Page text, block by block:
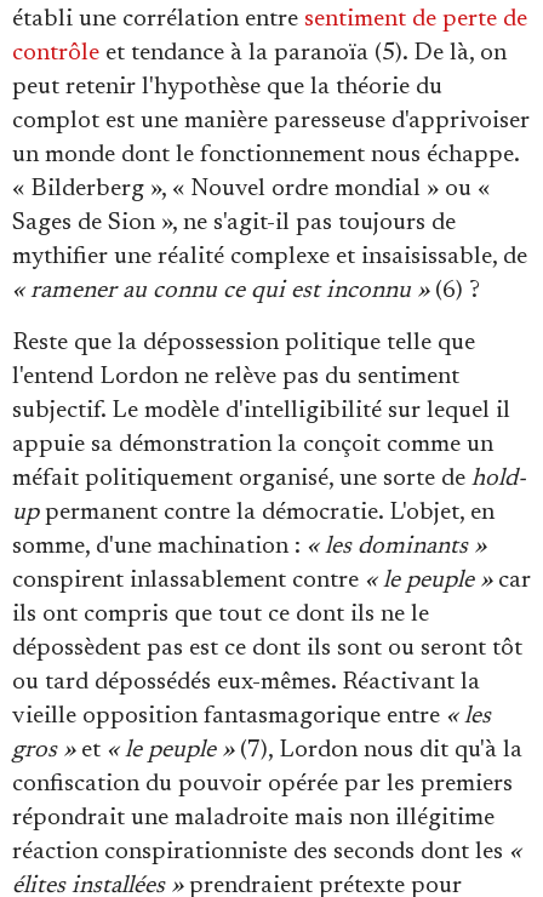
établi une corrélation entre sentiment de perte de
contrôle et tendance à la paranoïa (5). De là, on
peut retenir l'hypothèse que la théorie du
complot est une manière paresseuse d'apprivoiser
un monde dont le fonctionnement nous échappe.
« Bilderberg », « Nouvel ordre mondial » ou «
Sages de Sion », ne s'agit-il pas toujours de
mythifier une réalité complexe et insaisissable, de
« ramener au connu ce qui est inconnu »(6) ?
Reste que la dépossession politique telle que
l'entend Lordon ne relève pas du sentiment
subjectif. Le modèle d'intelligibilité sur lequel il
appuie sa démonstration la conçoit comme un
méfait politiquement organisé, une sorte de hold-
uppermanent contre la démocratie. L'objet, en
somme, d'une machination : « les dominants »
conspirent inlassablement contre « le peuple »car
ils ont compris que tout ce dont ils ne le
dépossèdent pas est ce dont ils sont ou seront tôt
ou tard dépossédés eux-mêmes. Réactivant la
vieille opposition fantasmagorique entre « les
gros »et « le peuple »(7), Lordon nous dit qu'à la
confiscation du pouvoir opérée par les premiers
répondrait une maladroite mais non illégitime
réaction conspirationniste des seconds dont les «
élites installées »prendraient prétexte pour